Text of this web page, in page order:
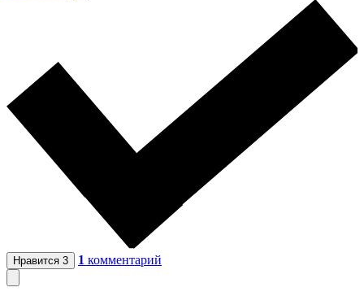
Нравится 3 1 комментарий